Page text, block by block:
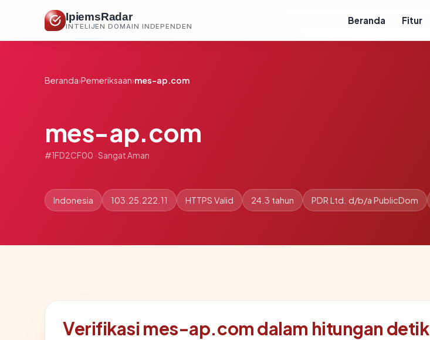
IpiemsRadar
INTELIJEN DOMAIN INDEPENDEN
Beranda Fitur
Beranda›Pemeriksaan›mes-ap.com
mes-ap.com
#1FD2CF00 · Sangat Aman
Indonesia 103.25.222.11 HTTPS Valid 24.3 tahun PDR Ltd. d/b/a PublicDom
Verifikasi mes-ap.com dalam hitungan detik